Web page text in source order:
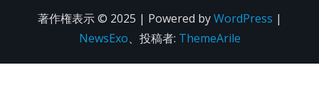
著作権表示 © 2025 | Powered byWordPress |
NewsExo、投稿者: ThemeArile